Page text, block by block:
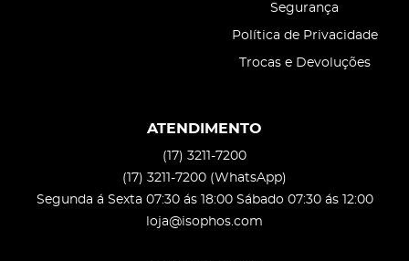
Segurança
Política de Privacidade
Trocas e Devoluções
ATENDIMENTO
(17) 3211-7200
(17) 3211-7200 (WhatsApp)
Segunda á Sexta 07:30 ás 18:00 Sábado 07:30 ás 12:00
loja@isophos.com